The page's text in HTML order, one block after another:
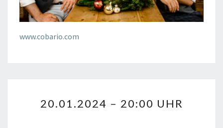
www.cobario.com
–
20.01.2024 – 20:00 UHR